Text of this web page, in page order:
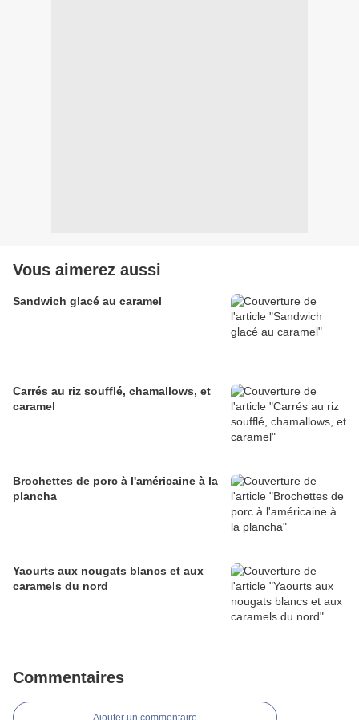
Vous aimerez aussi
Sandwich glacé au caramel
Carrés au riz soufflé, chamallows, et
caramel
Brochettes de porc à l'américaine à la
plancha
Yaourts aux nougats blancs et aux
caramels du nord
Commentaires
Ajouter un commentaire